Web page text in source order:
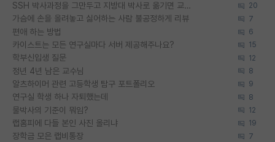
SSH 박사과정을 그만두고 지방대 박사로 옮기면 교수의 꿈은 끝일까요? 20
가슴에 손을 올려놓고 싫어하는 사람 불공정하게 리뷰 7
편애 하는 방법 6
카이스트는 모든 연구실마다 서버 제공해주나요? 15
학부신입생 질문 12
정년 4년 남은 교수님 8
알츠하이머 관련 고등학생 탐구 포트폴리오 9
연구실 학생 하나 자퇴했는데 8
물박사의 기준이 뭐임? 12
랩홈피에 다들 본인 사진 올리냐 19
장학금 모은 랩비통장 7